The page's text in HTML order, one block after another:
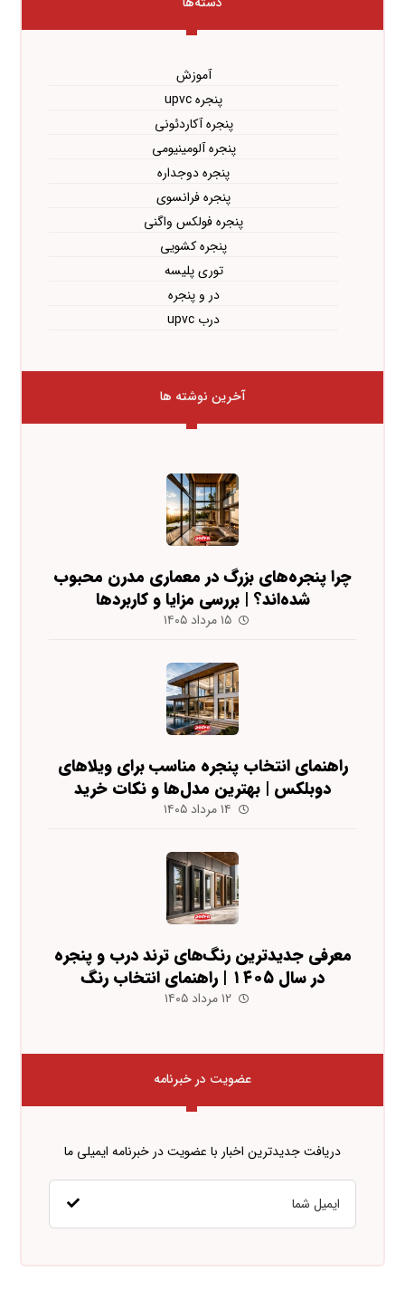
آموزش
پنجره upvc
پنجره آکاردئونی
پنجره آلومینیومی
پنجره دوجداره
پنجره فرانسوی
پنجره فولکس واگنی
پنجره کشویی
توری پلیسه
در و پنجره
درب upvc
آخرین نوشته ها
چرا پنجره‌های بزرگ در معماری مدرن محبوب
شده‌اند؟ | بررسی مزایا و کاربردها
۱۵ مرداد ۱۴۰۵
راهنمای انتخاب پنجره مناسب برای ویلاهای
دوبلکس | بهترین مدل‌ها و نکات خرید
۱۴ مرداد ۱۴۰۵
معرفی جدیدترین رنگ‌های ترند درب و پنجره
در سال ۱۴۰۵ | راهنمای انتخاب رنگ
۱۲ مرداد ۱۴۰۵
عضویت در خبرنامه
دریافت جدیدترین اخبار با عضویت در خبرنامه ایمیلی ما